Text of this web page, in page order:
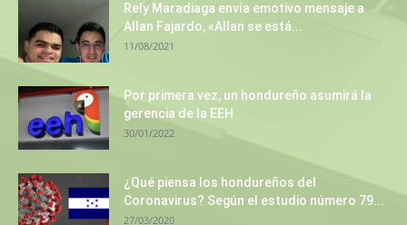
Rely Maradiaga envía emotivo mensaje a
Allan Fajardo, «Allan se está...
11/08/2021
Por primera vez, un hondureño asumirá la
gerencia de la EEH
30/01/2022
¿Qué piensa los hondureños del
Coronavirus? Según el estudio número 79...
27/03/2020